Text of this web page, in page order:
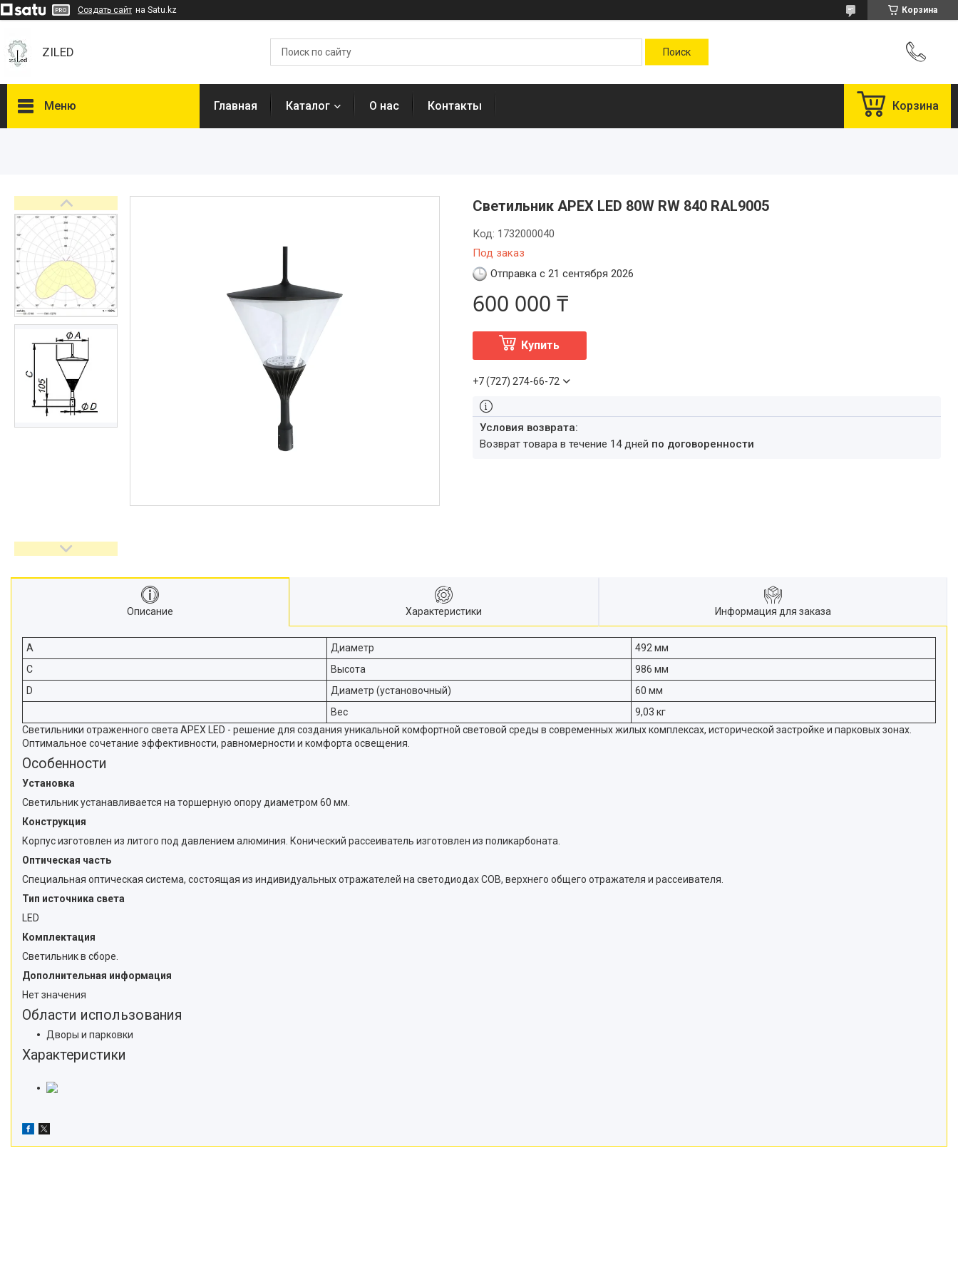
Создать сайт на Satu.kz Корзина
ZILED
Меню
ФАРЛАЙТ
АСТЗ
NLCO
INNOLUX
О нас
Отзывы
Главная Каталог О нас Контакты Корзина
Светильник APEX LED 80W RW 840 RAL9005
Под заказ
Код: 1732000040
Отправка с 21 сентября 2026
600 000 ₸
Купить
+7 (727) 274-66-72
возврат товара в течение 14 дней по договоренности
Описание Характеристики Информация для заказа
A Диаметр
492 мм
C
Высота
986 мм
D
Диаметр (установочный)
60 мм
Вес
9,03 кг
Светильники отраженного света APEX LED - решение для создания уникальной комфортной световой среды в современных жилых комплексах, исторической застройке и парковых зонах.
Оптимальное сочетание эффективности, равномерности и комфорта освещения.
Особенности
Установка
Светильник устанавливается на торшерную опору диаметром 60 мм.
Конструкция
Корпус изготовлен из литого под давлением алюминия. Конический рассеиватель изготовлен из поликарбоната.
Оптическая часть
Специальная оптическая система, состоящая из индивидуальных отражателей на светодиодах СОВ, верхнего общего отражателя и рассеивателя.
Тип источника света
LED
Комплектация
Светильник в сборе.
Дополнительная информация
Нет значения
Области использования
Дворы и парковки
Характеристики